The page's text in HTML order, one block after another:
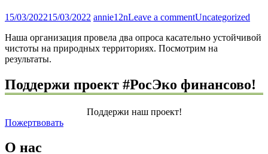
15/03/202215/03/2022 annie12nLeave a commentUncategorized
Наша организация провела два опроса касательно устойчивой
чистоты на природных территориях. Посмотрим на
результаты.
Поддержи проект #РосЭко финансово!
Поддержи наш проект!
Пожертвовать
О нас